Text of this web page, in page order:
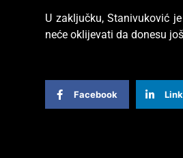
U zaključku, Stanivuković
neće oklijevati da donesu
Facebook